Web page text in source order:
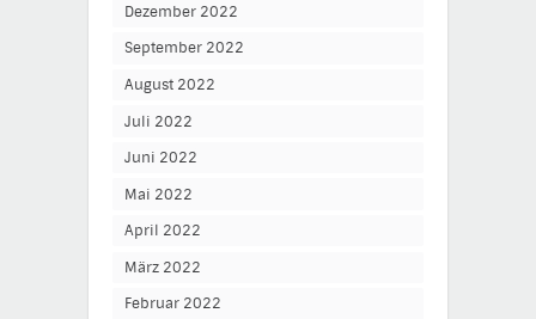
Dezember 2022
September 2022
August 2022
Juli 2022
Juni 2022
Mai 2022
April 2022
März 2022
Februar 2022